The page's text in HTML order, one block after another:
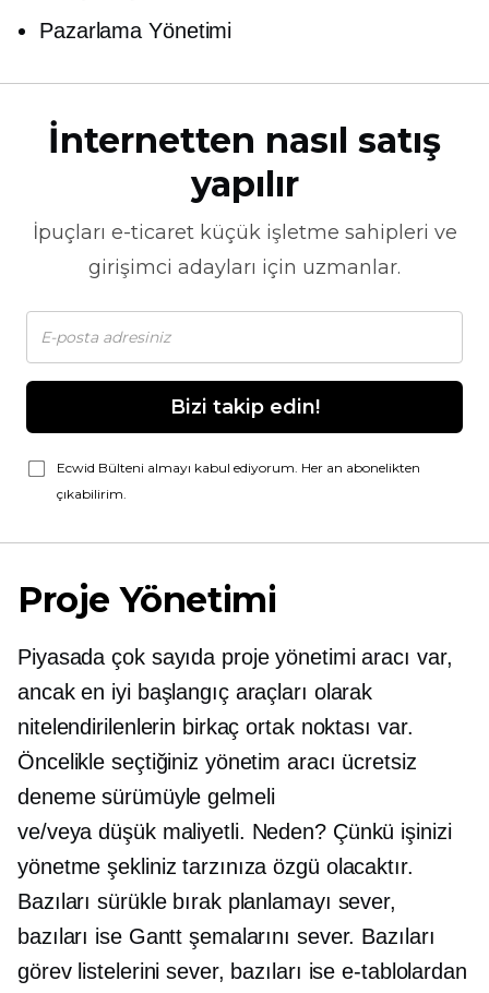
Pazarlama Yönetimi
İnternetten nasıl satış
yapılır
İpuçları e-ticaretküçük işletme sahipleri ve
girişimci adayları için uzmanlar.
Bizi takip edin!
Ecwid Bülteni almayı kabul ediyorum. Her an abonelikten
çıkabilirim.
Proje Yönetimi
Piyasada çok sayıda proje yönetimi aracı var,
ancak en iyi başlangıç ​​​​araçları olarak
nitelendirilenlerin birkaç ortak noktası var.
Öncelikle seçtiğiniz yönetim aracı ücretsiz
deneme sürümüyle gelmeli
ve/veyadüşük maliyetli. Neden? Çünkü işinizi
yönetme şekliniz tarzınıza özgü olacaktır.
Bazıları sürükle bırak planlamayı sever,
bazıları ise Gantt şemalarını sever. Bazıları
görev listelerini sever, bazıları ise e-tablolardan